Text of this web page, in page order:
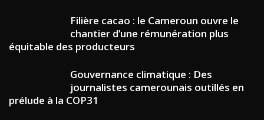
Filière cacao : le Cameroun ouvre le
chantier d’une rémunération plus
équitable des producteurs
Gouvernance climatique : Des
journalistes camerounais outillés en
prélude à la COP31